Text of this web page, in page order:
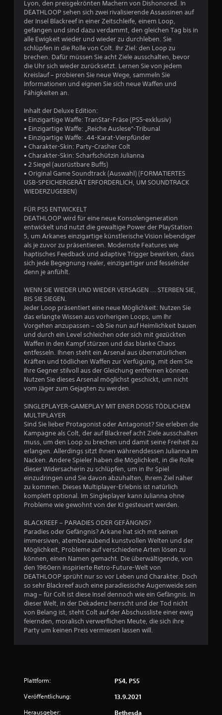
u
s
6
w
t
u
n
g
e
n
e
i
t
i
g
e
s
D
r
ü
k
e
n
m
e
h
r
e
r
r
T
a
s
t
e
n
D
u
k
a
n
n
s
t
d
a
s
S
p
i
e
l
s
p
e
l
e
n
u
n
d
i
n
M
e
n
ü
s
n
a
v
i
g
i
e
r
n
l
a
n
l
e
i
t
u
n
s
ü
b
e
r
s
i
c
h
D
u
k
a
n
n
s
t
n
l
e
i
t
u
n
g
e
n
f
ü
d
a
s
G
a
m
e
p
l
a
y
j
d
e
r
z
e
i
t
e
i
n
s
e
h
p
Lyon, den preisgekrönten Machern von Dishonored. In
DEATHLOOP sehen sich zwei rivalisierende Assassinen auf
der Insel Blackreef in einer Zeitschleife, einem Loop,
gefangen und sind dazu verdammt, den gleichen Tag bis in
alle Ewigkeit wieder und wieder zu durchleben. Sie
schlüpfen in die Rolle von Colt. Ihr Ziel: den Loop zu
brechen. Dafür müssen Sie acht Ziele ausschalten, bevor
die Uhr sich wieder zurücksetzt. Lernen Sie von jedem
Kreislauf – probieren Sie neue Wege, sammeln Sie
Informationen und eignen Sie sich neue Waffen und
Fähigkeiten an.
Inhalt der Deluxe Edition:
• Einzigartige Waffe: TranStar-Fräse (PS5-exklusiv)
• Einzigartige Waffe: „Reiche Auslese“-Tribunal
• Einzigartige Waffe: .44-Karat-Vierpfünder
• Charakter-Skin: Party-Crasher Colt
• Charakter-Skin: Scharfschützin Julianna
• 2 Siegel (ausrüstbare Buffs)
• Original Game Soundtrack (Auswahl) (FORMATIERTES
USB-SPEICHERGERÄT ERFORDERLICH, UM SOUNDTRACK
WIEDERZUGEBEN)
FÜR PS5 ENTWICKELT
DEATHLOOP wird für eine neue Konsolengeneration
entwickelt und nutzt die gewaltige Power der PlayStation
5, um Arkanes einzigartige künstlerische Vision lebendiger
als je zuvor zu präsentieren. Modernste Features wie
haptisches Feedback und adaptive Trigger bewirken, dass
sich jede Begegnung realer, einzigartiger und fesselnder
denn je anfühlt.
WENN SIE WIEDER UND WIEDER VERSAGEN ... STERBEN SIE,
BIS SIE SIEGEN.
Jeder Loop präsentiert eine neue Möglichkeit: Nutzen Sie
das erlangte Wissen aus vorherigen Loops, um Ihr
Vorgehen anzupassen – ob Sie nun auf Heimlichkeit bauen
und durch ein Level schleichen oder sich mit gezückten
Waffen in den Kampf stürzen und das blanke Chaos
entfesseln. Ihnen steht ein Arsenal aus übernatürlichen
Kräften und tödlichen Waffen zur Verfügung, mit dem Sie
Ihre Gegner stilvoll aus der Gleichung entfernen können.
Nutzen Sie dieses Arsenal möglichst geschickt, um nicht
vom Jäger zum Gejagten zu werden.
SINGLEPLAYER-GAMEPLAY MIT EINER DOSIS TÖDLICHEM
MULTIPLAYER
Sind Sie lieber Protagonist oder Antagonist? Sie erleben die
Kampagne als Colt, der auf Blackreef acht Ziele ausschalten
muss, um den Loop zu brechen und damit seine Freiheit zu
erlangen. Allerdings sitzt Ihnen währenddessen Julianna im
Nacken. Andere Spieler haben die Möglichkeit, in die Rolle
dieser Widersacherin zu schlüpfen, um in Ihr Spiel
einzudringen und Sie davon abzuhalten, Ihrem Ziel näher
zu kommen. Dieses Multiplayer-Erlebnis ist natürlich
komplett optional. Im Singleplayer kann Julianna ohne
Probleme wie gewohnt von der KI gesteuert werden.
BLACKREEF – PARADIES ODER GEFÄNGNIS?
Paradies oder Gefängnis? Arkane hat sich mit seinen
immersiven, atemberaubend kunstvollen Welten und der
Möglichkeit, Probleme auf verschiedene Arten lösen zu
können, einen Namen gemacht. Die überwältigende, von
den 1960ern inspirierte Retro-Future-Welt von
DEATHLOOP sprüht nur so vor Leben und Charakter. Doch
so sehr Blackreef auch eine paradiesische Augenweide sein
mag – für Colt ist diese Insel dennoch wie ein Gefängnis. In
dieser Welt, in der Dekadenz herrscht und der Tod nicht
von Belang ist, steht Colt auf der Abschussliste einer ewig
feiernden, moralisch verwerflichen Meute, die sich ihre
Party um keinen Preis vermiesen lassen will.
Plattform: PS4, PS5
Veröffentlichung: 13.9.2021
Herausgeber: Bethesda